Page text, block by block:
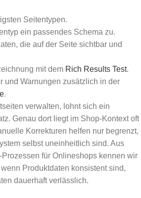
Seitentypen.
ein passendes Schema zu.
die auf der Seite sichtbar und
mit dem Rich Results Test.
und Warnungen zusätzlich in der
.
verwalten, lohnt sich ein
Genau dort liegt im Shop-Kontext oft
Korrekturen helfen nur begrenzt,
selbst uneinheitlich sind. Aus
für Onlineshops kennen wir
Produktdaten konsistent sind,
dauerhaft verlässlich.